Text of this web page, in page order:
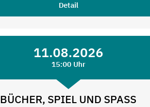
Detail
11.08.2026
15:00 Uhr
BÜCHER, SPIEL UND SPASS